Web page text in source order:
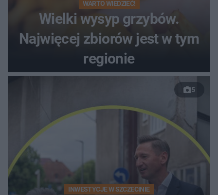
WARTO WIEDZIEĆ!
Wielki wysyp grzybów.
Najwięcej zbiorów jest w tym
regionie
5
INWESTYCJE W SZCZECINIE